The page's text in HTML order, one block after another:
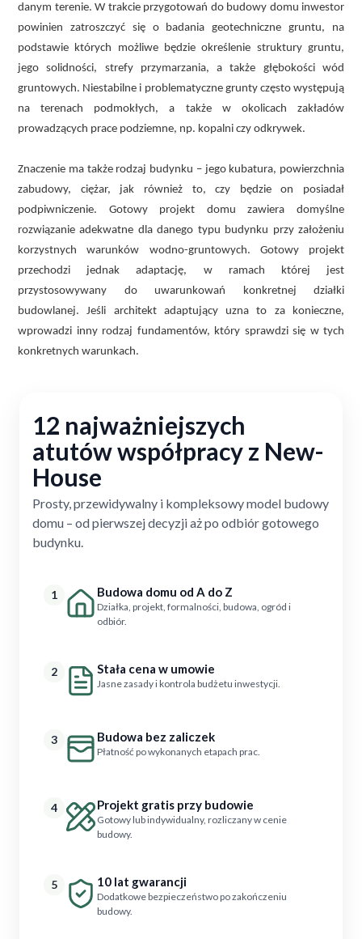
danym terenie. W trakcie przygotowań do budowy domu inwestor
powinien zatroszczyć się o badania geotechniczne gruntu, na
podstawie których możliwe będzie określenie struktury gruntu,
jego solidności, strefy przymarzania, a także głębokości wód
gruntowych. Niestabilne i problematyczne grunty często występują
na terenach podmokłych, a także w okolicach zakładów
prowadzących prace podziemne, np. kopalni czy odkrywek.
Znaczenie ma także rodzaj budynku – jego kubatura, powierzchnia
zabudowy, ciężar, jak również to, czy będzie on posiadał
podpiwniczenie. Gotowy projekt domu zawiera domyślne
rozwiązanie adekwatne dla danego typu budynku przy założeniu
korzystnych warunków wodno-gruntowych. Gotowy projekt
przechodzi jednak adaptację, w ramach której jest
przystosowywany do uwarunkowań konkretnej działki
budowlanej. Jeśli architekt adaptujący uzna to za konieczne,
wprowadzi inny rodzaj fundamentów, który sprawdzi się w tych
konkretnych warunkach.
12 najważniejszych
atutów współpracy z New-
House
Prosty, przewidywalny i kompleksowy model budowy
domu – od pierwszej decyzji aż po odbiór gotowego
budynku.
1 Budowa domu od A do Z
Działka, projekt, formalności, budowa, ogród i
odbiór.
2 Stała cena w umowie
Jasne zasady i kontrola budżetu inwestycji.
3 Budowa bez zaliczek
Płatność po wykonanych etapach prac.
4 Projekt gratis przy budowie
Gotowy lub indywidualny, rozliczany w cenie
budowy.
5 10 lat gwarancji
Dodatkowe bezpieczeństwo po zakończeniu
budowy.